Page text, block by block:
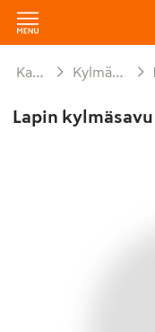
Kalat ja äyriäiset Kylmäsavu- ja graavikalat
Lapin